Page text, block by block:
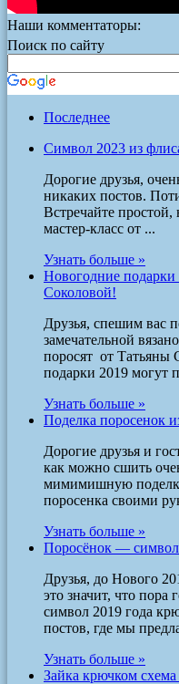
Наши комментаторы:
Поиск по сайту
Последнее
Символ 2023 из
Дорогие друзья,
никаких постов.
Встречайте простой,
мастер-класс от ...
Узнать больше »
Новогодние
Соколовой!
Друзья, спешим вас
замечательной
поросят от Татьяны
подарки 2019 могут
Узнать больше »
Поделка поросенок
Дорогие друзья и
как можно сшить
мимимишную
поросенка своими
Узнать больше »
Поросёнок —
Друзья, до Нового
это значит, что пора
символ 2019 года
постов, где мы
Узнать больше »
Зайка крючком